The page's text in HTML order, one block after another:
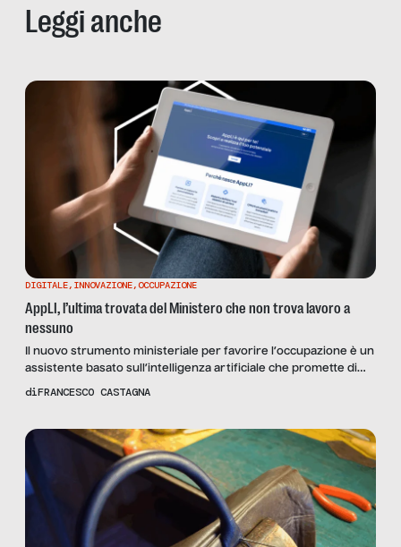
Leggi anche
DIGITALE, INNOVAZIONE,OCCUPAZIONE
AppLI, l’ultima trovata del Ministero che non trova lavoro a
nessuno
Il nuovo strumento ministeriale per favorire l’occupazione è un
assistente basato sull’intelligenza artificiale che promette di
aiutare i giovani a trovare lavoro, riducendo il numero di NEET.
tre esperti
diFRANCESCO CASTAGNA